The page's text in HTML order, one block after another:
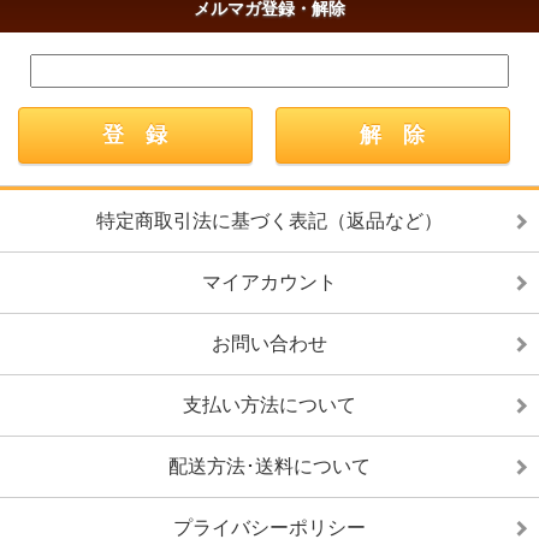
メルマガ登録・解除
特定商取引法に基づく表記（返品など）
マイアカウント
お問い合わせ
支払い方法について
配送方法･送料について
プライバシーポリシー